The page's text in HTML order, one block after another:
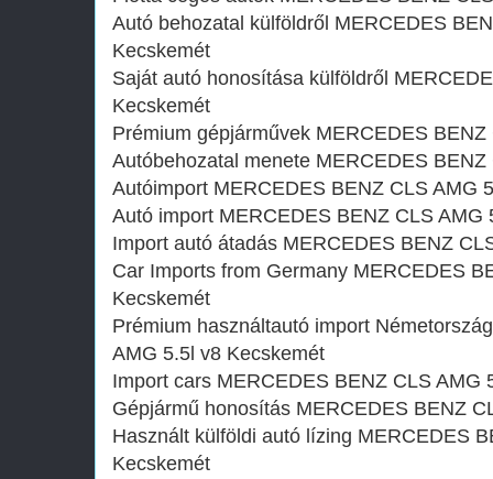
Autó behozatal külföldről MERCEDES
Kecskemét
Saját autó honosítása külföldről
Kecskemét
Prémium gépjárművek MERCEDES
Autóbehozatal menete MERCEDES
Autóimport MERCEDES BENZ CLS AMG
Autó import MERCEDES BENZ CLS AMG
Import autó átadás MERCEDES BENZ
Car Imports from Germany MERCEDES
Kecskemét
Prémium használtautó import
AMG 5.5l v8 Kecskemét
Import cars MERCEDES BENZ CLS AMG
Gépjármű honosítás MERCEDES BENZ
Használt külföldi autó lízing MERCEDES
Kecskemét